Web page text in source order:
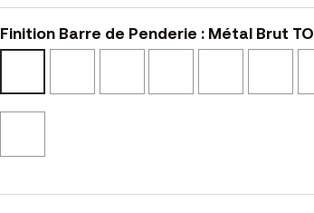
Finition Barre de Penderie : Métal Brut TO
TO